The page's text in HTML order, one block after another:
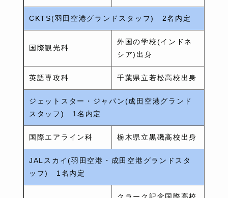
CKTS(羽田空港グランドスタッフ) 2名内定
国際観光科
外国の学校(インドネ
シア)出身
英語専攻科 千葉県立若松高校出身
ジェットスター・ジャパン(成田空港グランド
スタッフ) 1名内定
国際エアライン科 栃木県立黒磯高校出身
JALスカイ(羽田空港・成田空港グランドスタ
ッフ) 1名内定